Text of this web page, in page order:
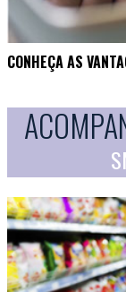
CONHEÇA AS